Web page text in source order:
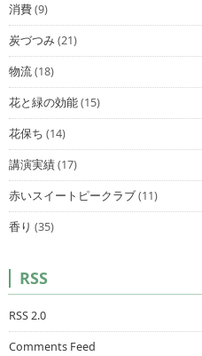
消費(9)
炭づつみ(21)
物流(18)
花と緑の効能(15)
花保ち (14)
講演実績(17)
赤いスイートピークラブ(11)
香り (35)
RSS
RSS 2.0
Comments Feed